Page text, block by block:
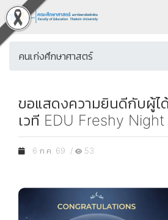
คนเก่งศึกษาศาสตร์
ขอแสดงความยินดีกับผู้ไ
เวที EDU Freshy
6 ก.ค. 69 / 53